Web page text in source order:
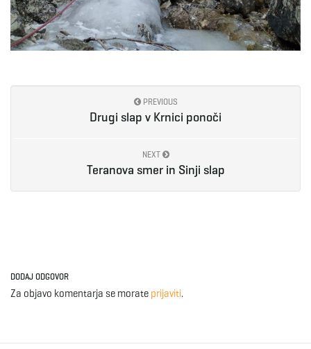
PREVIOUS
Drugi slap v Krnici ponoči
NEXT
Teranova smer in Sinji slap
DODAJ ODGOVOR
Za objavo komentarja se morate prijaviti.